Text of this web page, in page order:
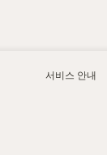
서비스 안내